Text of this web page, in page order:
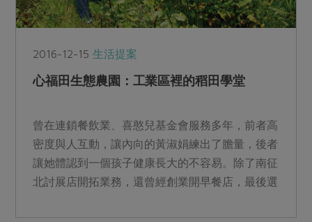
2016-12-15生活提案
心福田生態農園：工業區裡的稻田學堂
曾在連鎖餐飲業、喜憨兒基金會服務多年，前者高
密度與人互動，讓內向的黃淑娟練出了膽量，後者
讓她體認到一個孩子健康長大的不容易。除了南征
北討展店開拓業務，還曾經創業開早餐店，最後選